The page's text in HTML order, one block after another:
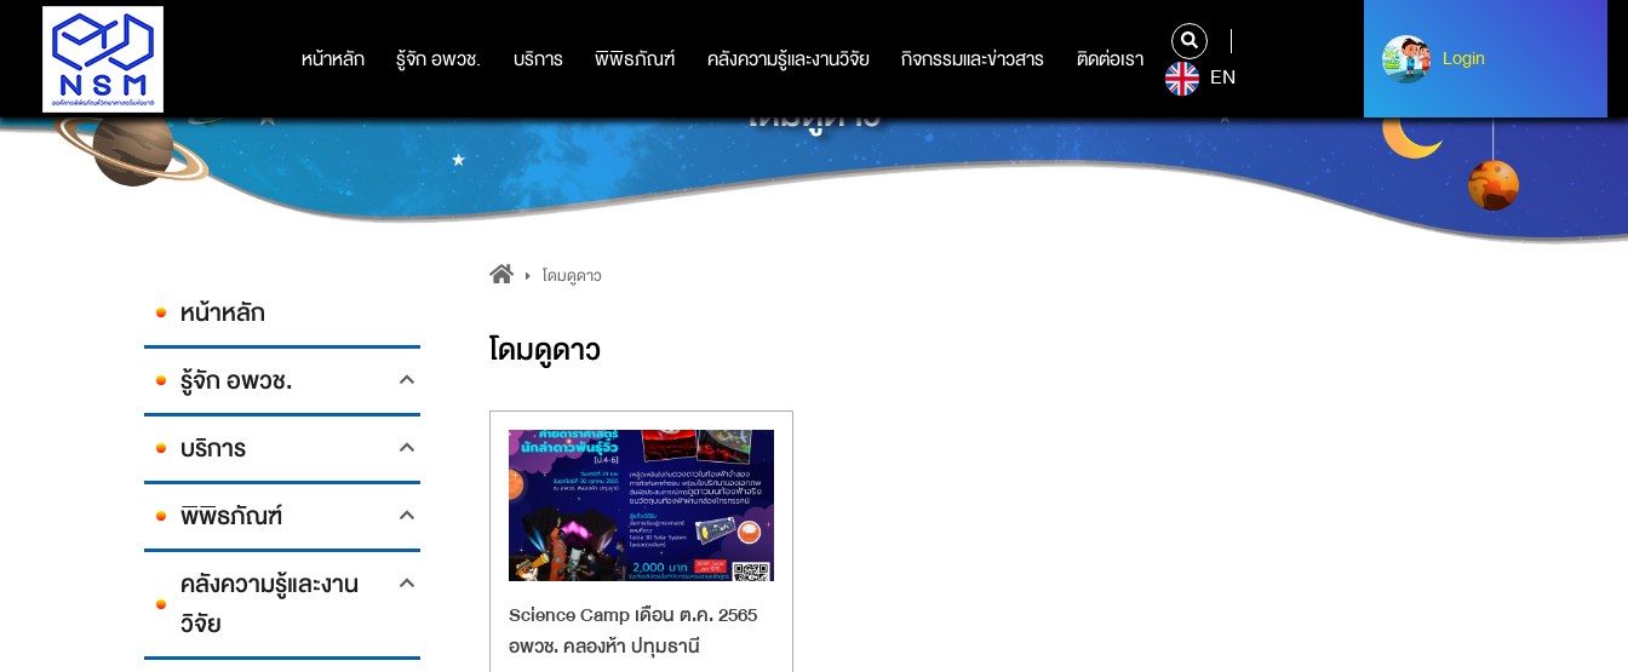
หน้าหลัก รู้จัก อพวช. บริการ พิพิธภัณฑ์ คลังความรู้และงานวิจัย กิจกรรมและข่าวสาร ติดต่อเรา
หน้าหลัก รู้จัก อพวช. บริการ พิพิธภัณฑ์ คลังความรู้และงานวิจัย กิจกรรมและข่าวสาร ติดต่อเรา
EN
Login
Albert Einstein
โดมดูดาว
หน้าหลัก
รู้จัก อพวช.
บริการ
พิพิธภัณฑ์
คลังความรู้และงาน
วิจัย
โดมดูดาว
โดมดูดาว
Science Camp เดือน ต.ค. 2565
อพวช. คลองห้า ปทุมธานี